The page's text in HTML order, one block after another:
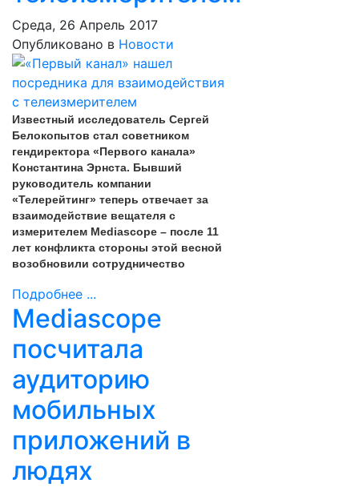
Среда, 26 Апрель 2017
Опубликовано в Новости
Известный исследователь Сергей
Белокопытов стал советником
гендиректора «Первого канала»
Константина Эрнста. Бывший
руководитель компании
«Телерейтинг» теперь отвечает за
взаимодействие вещателя с
измерителем Mediascope – после 11
лет конфликта стороны этой весной
возобновили сотрудничество
Подробнее ...
Mediascope
посчитала
аудиторию
мобильных
приложений в
людях